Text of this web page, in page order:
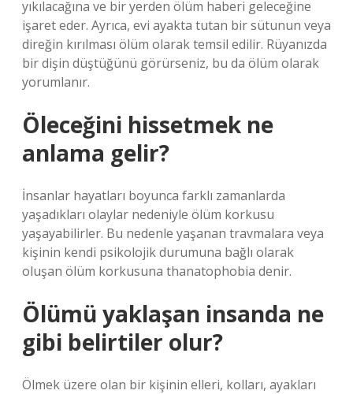
yıkılacağına ve bir yerden ölüm haberi geleceğine
işaret eder. Ayrıca, evi ayakta tutan bir sütunun veya
direğin kırılması ölüm olarak temsil edilir. Rüyanızda
bir dişin düştüğünü görürseniz, bu da ölüm olarak
yorumlanır.
Öleceğini hissetmek ne
anlama gelir?
İnsanlar hayatları boyunca farklı zamanlarda
yaşadıkları olaylar nedeniyle ölüm korkusu
yaşayabilirler. Bu nedenle yaşanan travmalara veya
kişinin kendi psikolojik durumuna bağlı olarak
oluşan ölüm korkusuna thanatophobia denir.
Ölümü yaklaşan insanda ne
gibi belirtiler olur?
Ölmek üzere olan bir kişinin elleri, kolları, ayakları